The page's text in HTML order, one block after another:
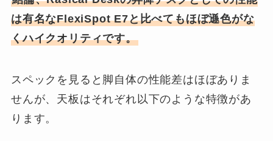
は有名なFlexiSpot E7と比べてもほぼ遜色がな
くハイクオリティです。
スペックを見ると脚自体の性能差はほぼありま
せんが、天板はそれぞれ以下のような特徴があ
ります。